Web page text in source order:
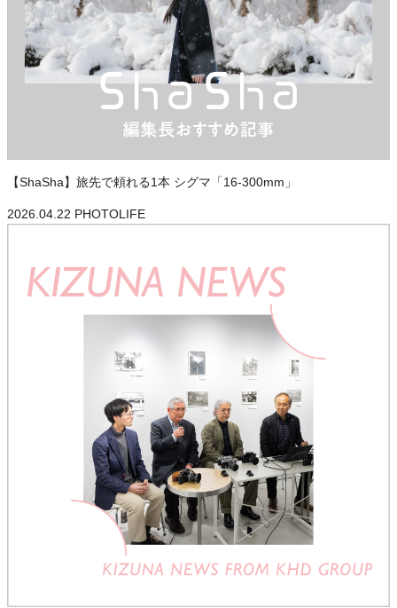
【ShaSha】旅先で頼れる1本 シグマ「16-300mm」
2026.04.22 PHOTOLIFE